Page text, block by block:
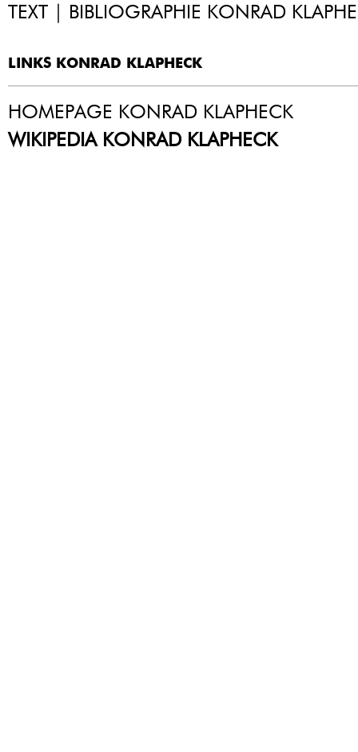
TEXT | BIBLIOGRAPHIE KONRAD
LINKS KONRAD KLAPHECK
HOMEPAGE KONRAD KLAPHECK
WIKIPEDIA KONRAD KLAPHECK